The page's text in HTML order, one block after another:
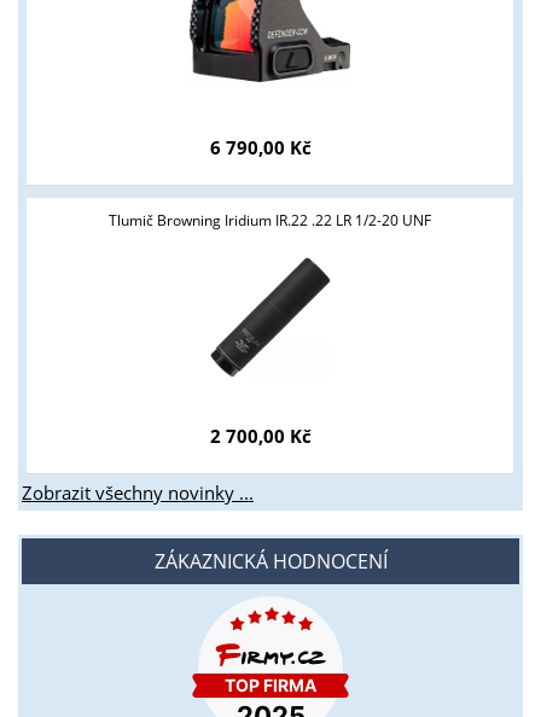
6 790,00 Kč
Tlumič Browning Iridium IR.22 .22 LR 1/2-20 UNF
2 700,00 Kč
Zobrazit všechny novinky ...
ZÁKAZNICKÁ HODNOCENÍ